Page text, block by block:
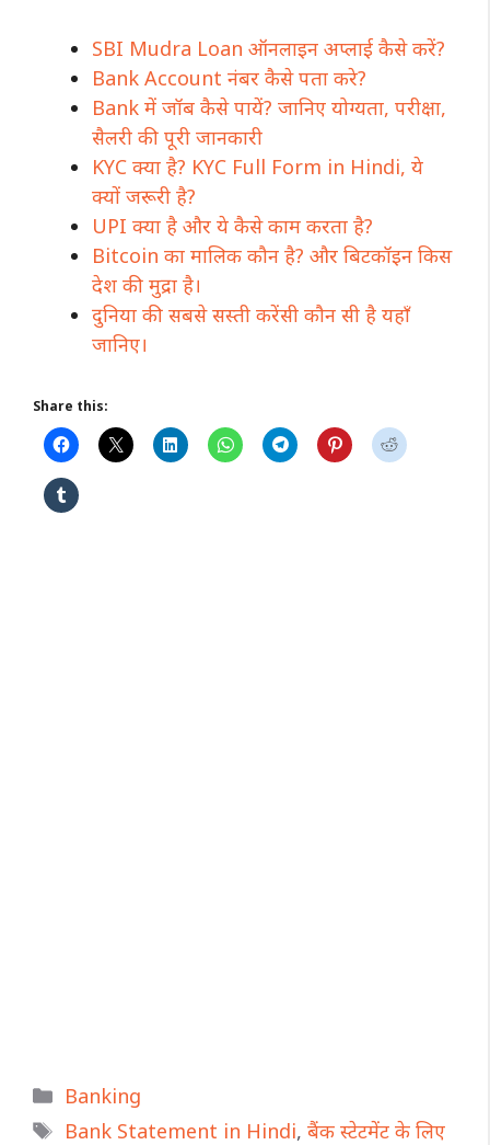
SBI Mudra Loan ऑनलाइन अप्लाई कैसे करें?
Bank Account नंबर कैसे पता करे?
Bank में जॉब कैसे पायें? जानिए योग्यता, परीक्षा,
सैलरी की पूरी जानकारी
KYC क्या है? KYC Full Form in Hindi, ये
क्यों जरूरी है?
UPI क्या है और ये कैसे काम करता है?
Bitcoin का मालिक कौन है? और बिटकॉइन किस
देश की मुद्रा है।
दुनिया की सबसे सस्ती करेंसी कौन सी है यहाँ
जानिए।
Share this:
Categories
Banking
Tags
Bank Statement in Hindi, बैंक स्टेटमेंट के लिए